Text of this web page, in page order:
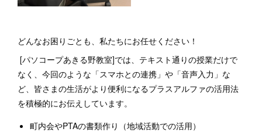
どんなお困りごとも、私たちにお任せください！
[パソコープあきる野教室]では、テキスト通りの授業だけで
なく、今回のような「スマホとの連携」や「音声入力」な
ど、皆さまの生活がより便利になるプラスアルファの活用法
を積極的にお伝えしています。
町内会やPTAの書類作り（地域活動での活用）